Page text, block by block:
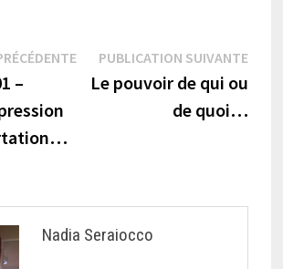
Publication
précédente :
–
PUBLICATION SUIVANTE
Le pouvoir de qui ou
de quoi…
Nadia Seraiocco